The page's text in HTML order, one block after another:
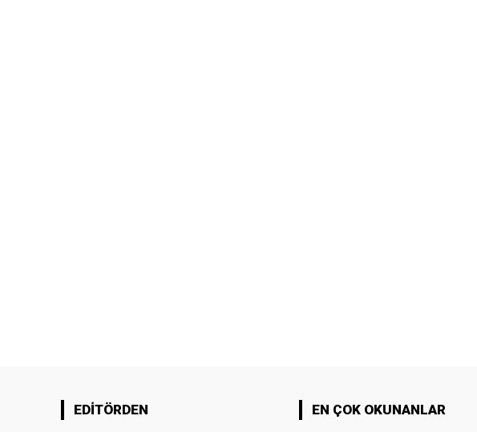
EDİTÖRDEN EN ÇOK OKUNANLAR